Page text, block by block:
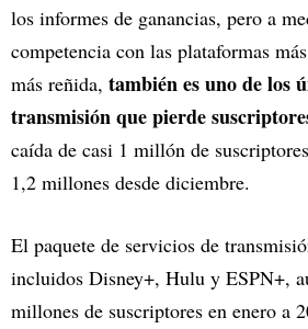
los informes de ganancias, pero a
competencia con las plataformas
más reñida, también es uno de los
transmisión que pierde
caída de casi 1 millón de
1,2 millones desde diciembre.
El paquete de servicios de
incluidos Disney+, Hulu y ESPN+,
millones de suscriptores en enero a